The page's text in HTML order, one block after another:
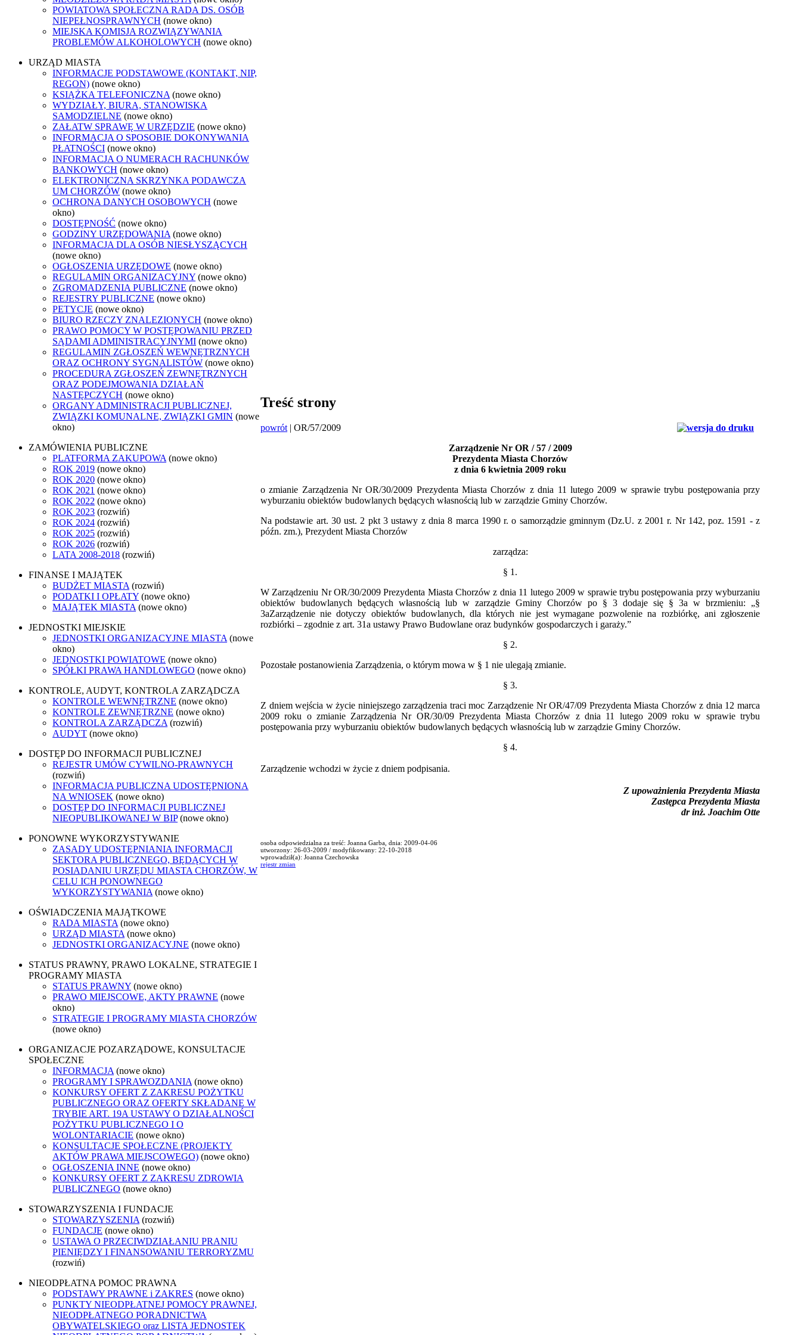
POWIATOWA SPOŁECZNA RADA DS. OSÓB
NIEPEŁNOSPRAWNYCH (nowe okno)
MIEJSKA KOMISJA ROZWIĄZYWANIA
PROBLEMÓW ALKOHOLOWYCH (nowe okno)
URZĄD MIASTA
INFORMACJE PODSTAWOWE (KONTAKT, NIP,
REGON) (nowe okno)
KSIĄŻKA TELEFONICZNA (nowe okno)
WYDZIAŁY, BIURA, STANOWISKA
SAMODZIELNE (nowe okno)
ZAŁATW SPRAWĘ W URZĘDZIE (nowe okno)
INFORMACJA O SPOSOBIE DOKONYWANIA
PŁATNOŚCI (nowe okno)
INFORMACJA O NUMERACH RACHUNKÓW
BANKOWYCH (nowe okno)
ELEKTRONICZNA SKRZYNKA PODAWCZA
UM CHORZÓW (nowe okno)
OCHRONA DANYCH OSOBOWYCH (nowe
okno)
DOSTĘPNOŚĆ (nowe okno)
GODZINY URZĘDOWANIA (nowe okno)
INFORMACJA DLA OSÓB NIESŁYSZĄCYCH
(nowe okno)
OGŁOSZENIA URZĘDOWE (nowe okno)
REGULAMIN ORGANIZACYJNY (nowe okno)
ZGROMADZENIA PUBLICZNE (nowe okno)
REJESTRY PUBLICZNE (nowe okno)
PETYCJE (nowe okno)
BIURO RZECZY ZNALEZIONYCH (nowe okno)
PRAWO POMOCY W POSTĘPOWANIU PRZED
SĄDAMI ADMINISTRACYJNYMI (nowe okno)
REGULAMIN ZGŁOSZEŃ WEWNĘTRZNYCH
ORAZ OCHRONY SYGNALISTÓW (nowe okno)
PROCEDURA ZGŁOSZEŃ ZEWNĘTRZNYCH
ORAZ PODEJMOWANIA DZIAŁAŃ
NASTĘPCZYCH (nowe okno)
ORGANY ADMINISTRACJI PUBLICZNEJ,
ZWIĄZKI KOMUNALNE, ZWIĄZKI GMIN (nowe
okno)
ZAMÓWIENIA PUBLICZNE
PLATFORMA ZAKUPOWA (nowe okno)
ROK 2019 (nowe okno)
ROK 2020 (nowe okno)
ROK 2021 (nowe okno)
ROK 2022 (nowe okno)
ROK 2023 (rozwiń)
ROK 2024 (rozwiń)
ROK 2025 (rozwiń)
ROK 2026 (rozwiń)
LATA 2008-2018 (rozwiń)
FINANSE I MAJĄTEK
BUDŻET MIASTA (rozwiń)
PODATKI I OPŁATY (nowe okno)
MAJĄTEK MIASTA (nowe okno)
JEDNOSTKI MIEJSKIE
JEDNOSTKI ORGANIZACYJNE MIASTA (nowe
okno)
JEDNOSTKI POWIATOWE (nowe okno)
SPÓŁKI PRAWA HANDLOWEGO (nowe okno)
KONTROLE, AUDYT, KONTROLA ZARZĄDCZA
KONTROLE WEWNĘTRZNE (nowe okno)
KONTROLE ZEWNĘTRZNE (nowe okno)
KONTROLA ZARZĄDCZA (rozwiń)
AUDYT (nowe okno)
DOSTĘP DO INFORMACJI PUBLICZNEJ
REJESTR UMÓW CYWILNO-PRAWNYCH
(rozwiń)
INFORMACJA PUBLICZNA UDOSTĘPNIONA
NA WNIOSEK (nowe okno)
DOSTĘP DO INFORMACJI PUBLICZNEJ
NIEOPUBLIKOWANEJ W BIP (nowe okno)
PONOWNE WYKORZYSTYWANIE
ZASADY UDOSTĘPNIANIA INFORMACJI
SEKTORA PUBLICZNEGO, BĘDĄCYCH W
POSIADANIU URZĘDU MIASTA CHORZÓW, W
CELU ICH PONOWNEGO
WYKORZYSTYWANIA (nowe okno)
OŚWIADCZENIA MAJĄTKOWE
RADA MIASTA (nowe okno)
URZĄD MIASTA (nowe okno)
JEDNOSTKI ORGANIZACYJNE (nowe okno)
STATUS PRAWNY, PRAWO LOKALNE, STRATEGIE I
PROGRAMY MIASTA
STATUS PRAWNY (nowe okno)
PRAWO MIEJSCOWE, AKTY PRAWNE (nowe
okno)
STRATEGIE I PROGRAMY MIASTA CHORZÓW
(nowe okno)
ORGANIZACJE POZARZĄDOWE, KONSULTACJE
SPOŁECZNE
INFORMACJA (nowe okno)
PROGRAMY I SPRAWOZDANIA (nowe okno)
KONKURSY OFERT Z ZAKRESU POŻYTKU
PUBLICZNEGO ORAZ OFERTY SKŁADANE W
TRYBIE ART. 19A USTAWY O DZIAŁALNOŚCI
POŻYTKU PUBLICZNEGO I O
WOLONTARIACIE (nowe okno)
KONSULTACJE SPOŁECZNE (PROJEKTY
AKTÓW PRAWA MIEJSCOWEGO) (nowe okno)
OGŁOSZENIA INNE (nowe okno)
KONKURSY OFERT Z ZAKRESU ZDROWIA
PUBLICZNEGO (nowe okno)
STOWARZYSZENIA I FUNDACJE
STOWARZYSZENIA (rozwiń)
FUNDACJE (nowe okno)
USTAWA O PRZECIWDZIAŁANIU PRANIU
PIENIĘDZY I FINANSOWANIU TERRORYZMU
(rozwiń)
NIEODPŁATNA POMOC PRAWNA
PODSTAWY PRAWNE i ZAKRES (nowe okno)
PUNKTY NIEODPŁATNEJ POMOCY PRAWNEJ,
NIEODPŁATNEGO PORADNICTWA
OBYWATELSKIEGO oraz LISTA JEDNOSTEK
Treść strony
powrót | OR/57/2009
Zarządzenie Nr OR / 57 / 2009
Prezydenta Miasta Chorzów
z dnia 6 kwietnia 2009 roku
o zmianie Zarządzenia Nr OR/30/2009 Prezydenta Miasta Chorzów z dnia 11 lutego 2009 w sprawie trybu postępowania przy
wyburzaniu obiektów budowlanych będących własnością lub w zarządzie Gminy Chorzów.
Na podstawie art. 30 ust. 2 pkt 3 ustawy z dnia 8 marca 1990 r. o samorządzie gminnym (Dz.U. z 2001 r. Nr 142, poz. 1591 - z
późn. zm.), Prezydent Miasta Chorzów
zarządza:
§ 1.
W Zarządzeniu Nr OR/30/2009 Prezydenta Miasta Chorzów z dnia 11 lutego 2009 w sprawie trybu postępowania przy wyburzaniu
obiektów budowlanych będących własnością lub w zarządzie Gminy Chorzów po § 3 dodaje się § 3a w brzmieniu: „§
3aZarządzenie nie dotyczy obiektów budowlanych, dla których nie jest wymagane pozwolenie na rozbiórkę, ani zgłoszenie
rozbiórki – zgodnie z art. 31a ustawy Prawo Budowlane oraz budynków gospodarczych i garaży.”
§ 2.
Pozostałe postanowienia Zarządzenia, o którym mowa w § 1 nie ulegają zmianie.
§ 3.
Z dniem wejścia w życie niniejszego zarządzenia traci moc Zarządzenie Nr OR/47/09 Prezydenta Miasta Chorzów z dnia 12 marca
2009 roku o zmianie Zarządzenia Nr OR/30/09 Prezydenta Miasta Chorzów z dnia 11 lutego 2009 roku w sprawie trybu
postępowania przy wyburzaniu obiektów budowlanych będących własnością lub w zarządzie Gminy Chorzów.
§ 4.
Zarządzenie wchodzi w życie z dniem podpisania.
Z upoważnienia Prezydenta Miasta
Zastępca Prezydenta Miasta
dr inż. Joachim Otte
osoba odpowiedzialna za treść: Joanna Garba, dnia: 2009-04-06
utworzony: 26-03-2009 / modyfikowany: 22-10-2018
wprowadził(a): Joanna Czechowska
rejestr zmian